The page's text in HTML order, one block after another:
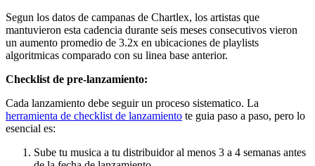
Segun los datos de campanas de Chartlex, los artistas que
mantuvieron esta cadencia durante seis meses consecutivos vieron
un aumento promedio de 3.2x en ubicaciones de playlists
algoritmicas comparado con su linea base anterior.
Checklist de pre-lanzamiento:
Cada lanzamiento debe seguir un proceso sistematico. La
herramienta de checklist de lanzamiento te guia paso a paso, pero lo
esencial es:
Sube tu musica a tu distribuidor al menos 3 a 4 semanas antes